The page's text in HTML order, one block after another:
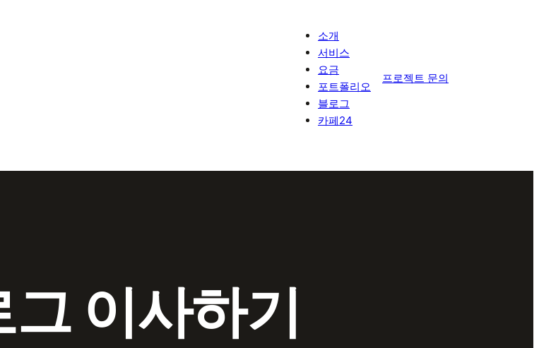
소개
서비스
요금
포트폴리오
블로그
카페24
프로젝트 문의
이사하기